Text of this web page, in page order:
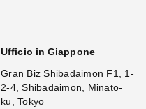
Ufficio in Giappone
Gran Biz Shibadaimon F1, 1-
2-4, Shibadaimon, Minato-
ku, Tokyo